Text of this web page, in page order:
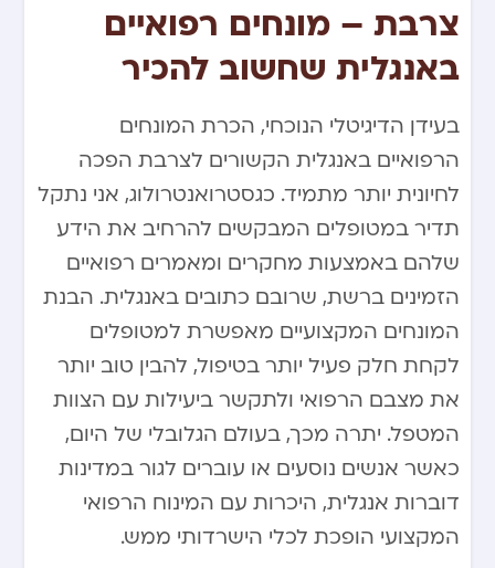
צרבת – מונחים רפואיים
באנגלית שחשוב להכיר
בעידן הדיגיטלי הנוכחי, הכרת המונחים
הרפואיים באנגלית הקשורים לצרבת הפכה
לחיונית יותר מתמיד. כגסטרואנטרולוג, אני נתקל
תדיר במטופלים המבקשים להרחיב את הידע
שלהם באמצעות מחקרים ומאמרים רפואיים
הזמינים ברשת, שרובם כתובים באנגלית. הבנת
המונחים המקצועיים מאפשרת למטופלים
לקחת חלק פעיל יותר בטיפול, להבין טוב יותר
את מצבם הרפואי ולתקשר ביעילות עם הצוות
המטפל. יתרה מכך, בעולם הגלובלי של היום,
כאשר אנשים נוסעים או עוברים לגור במדינות
דוברות אנגלית, היכרות עם המינוח הרפואי
המקצועי הופכת לכלי הישרדותי ממש.